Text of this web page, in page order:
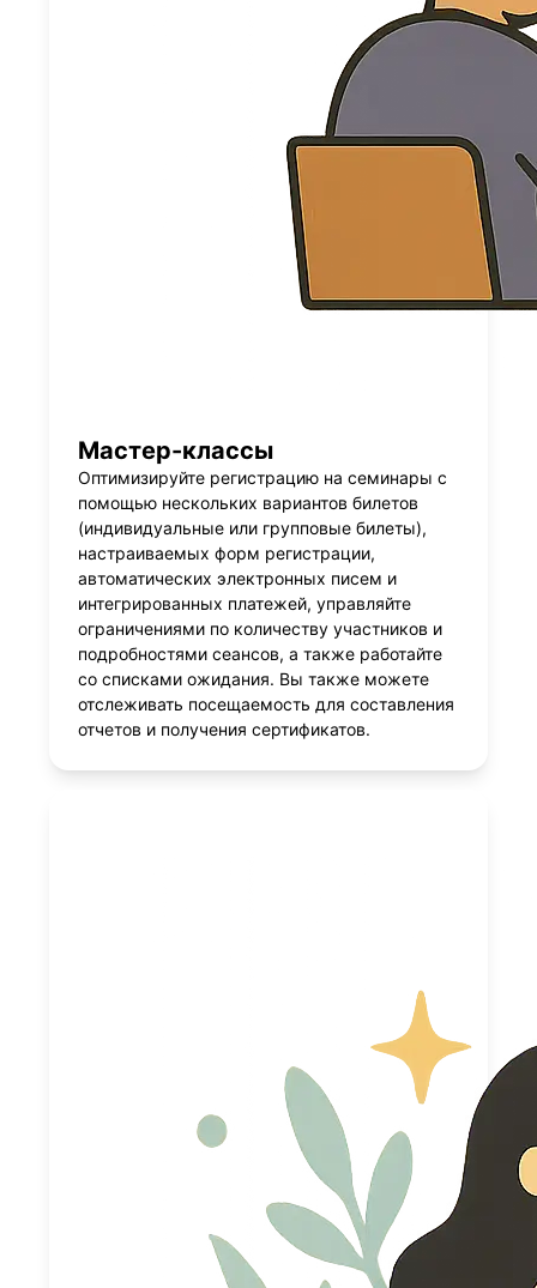
Мастер-классы
Оптимизируйте регистрацию на семинары с
помощью нескольких вариантов билетов
(индивидуальные или групповые билеты),
настраиваемых форм регистрации,
автоматических электронных писем и
интегрированных платежей, управляйте
ограничениями по количеству участников и
подробностями сеансов, а также работайте
со списками ожидания. Вы также можете
отслеживать посещаемость для составления
отчетов и получения сертификатов.